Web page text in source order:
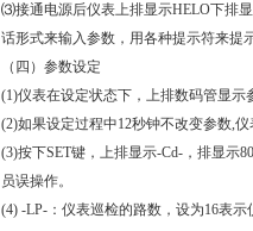
⑶接通电源后仪表上排显示HELO下排
话形式来输入参数，用各种提示符来提
（ 四） 参数设定
(1)仪表在设定状态下，上排数码管显示
(2)如果设定过程中12秒钟不改变参数,仪
(3)按下SET键，上排显示-Cd- ，排显示
员误操作。
(4) -LP- ：仪表巡检的路数，设为16表示